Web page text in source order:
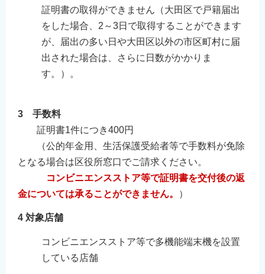
証明書の取得ができません（大田区で戸籍届出
をした場合、2～3日で取得することができます
が、届出の多い日や大田区以外の市区町村に届
出された場合は、さらに日数がかかりま
す。）。
3 手数料
証明書1件につき400円
（公的年金用、生活保護受給者等で手数料が免除
となる場合は区役所窓口でご請求ください。
コンビニエンスストア等で証明書を交付後の返
金については承ることができません。
）
4 対象店舗
コンビニエンスストア等で多機能端末機を設置
している店舗